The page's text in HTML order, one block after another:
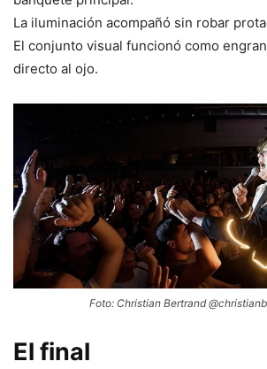
La iluminación acompañó sin robar
El conjunto visual funcionó como
directo al ojo.
Foto: Christian Bertrand
El final